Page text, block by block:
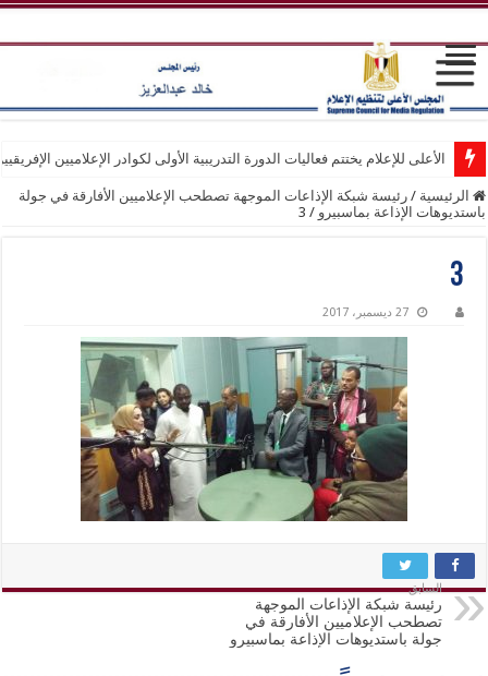
الأعلى للإعلام يختتم فعاليات الدورة التدريبية الأولى لكوادر الإعلاميين
الرئيسية / رئيسة شبكة الإذاعات الموجهة تصطحب الإعلاميين الأفارقة في جولة
باستديوهات الإذاعة بماسبيرو /
3
3
27 ديسمبر، 2017
السابق
رئيسة شبكة الإذاعات الموجهة
تصطحب الإعلاميين الأفارقة في
جولة باستديوهات الإذاعة بماسبيرو